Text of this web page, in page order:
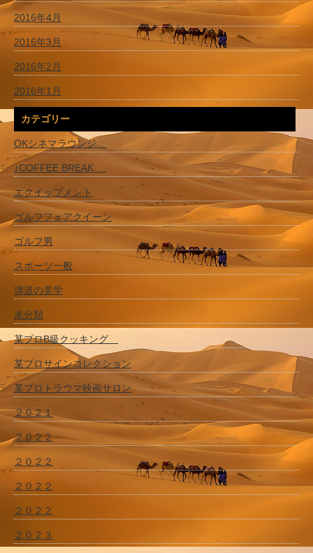
2016年4月
2016年3月
2016年2月
2016年1月
カテゴリー
OKシネマラウンジ
♪COFFEE BREAK
エクイップメント
ゴルフフェアクイーン
ゴルフ男
スポーツ一般
弾道の美学
未分類
某プロB級クッキング
某プロサインコレクション
某プロトラウマ映画サロン
２０２１
２０２２
２０２２
２０２２
２０２２
２０２３